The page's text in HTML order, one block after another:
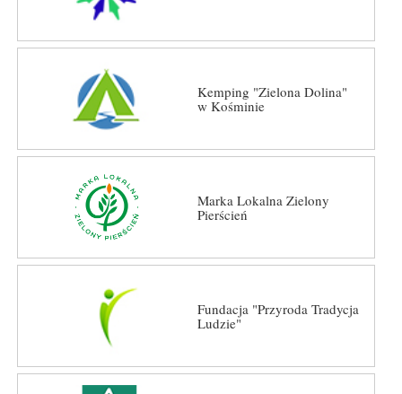
Kemping "Zielona Dolina"
w Kośminie
Marka Lokalna Zielony
Pierścień
Fundacja "Przyroda Tradycja
Ludzie"